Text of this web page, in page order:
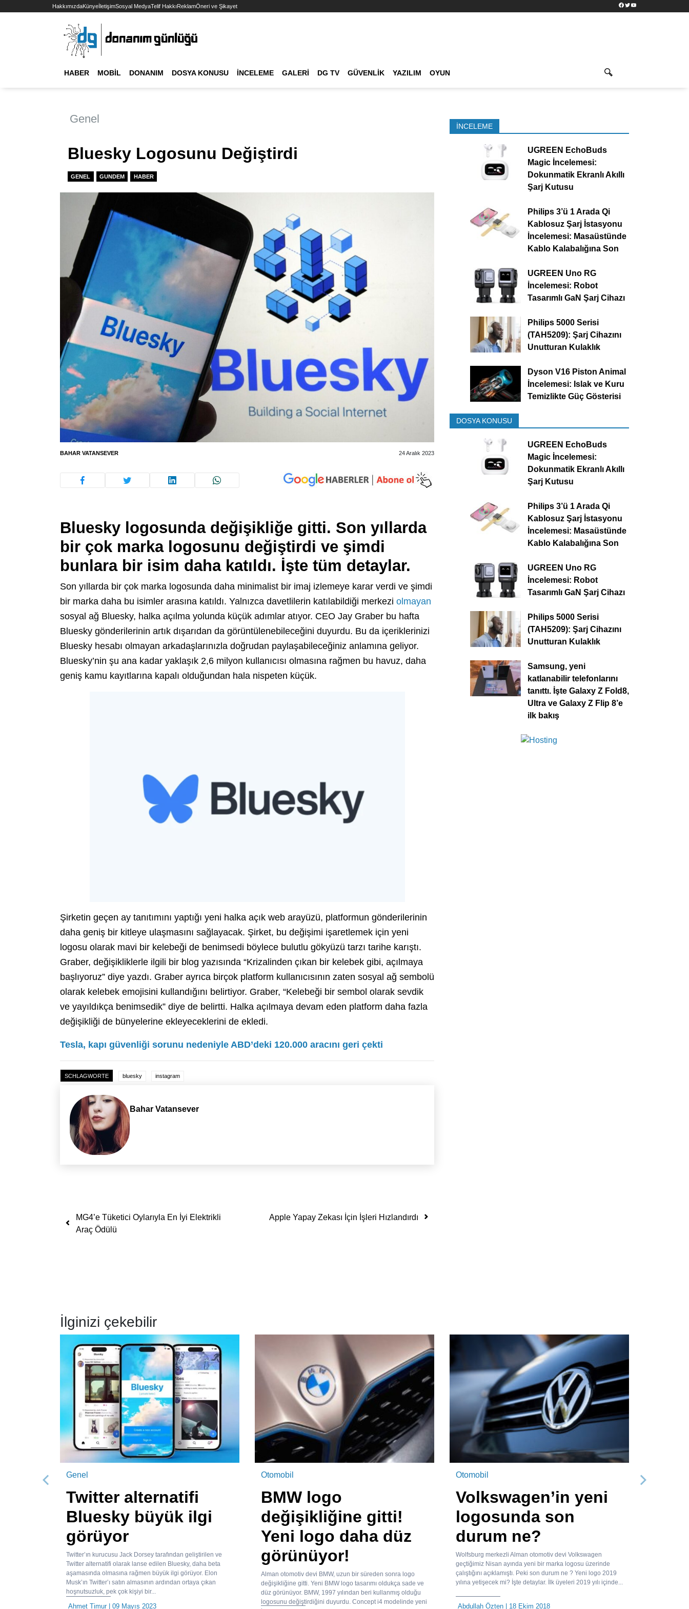
HakkımızdaKünyeİletişimSosyal MedyaTelif HakkıReklamÖneri ve Şikayet Facebook
TwitterYouTube
HABER MOBIL DONANIM DOSYA KONUSU İNCELEME GALERI DG TV GÜVENLIK YAZILIM OYUN
Genel
Bluesky Logosunu Değiştirdi
GENEL GUNDEM HABER
BAHAR VATANSEVER 24 Aralık 2023
Bluesky logosunda değişikliğe gitti. Son yıllarda
bir çok marka logosunu değiştirdi ve şimdi
bunlara bir isim daha katıldı. İşte tüm detaylar.
Son yıllarda bir çok marka logosunda daha minimalist bir imaj izlemeye karar verdi ve şimdi
bir marka daha bu isimler arasına katıldı. Yalnızca davetlilerin katılabildiği merkezi olmayan
sosyal ağ Bluesky, halka açılma yolunda küçük adımlar atıyor. CEO Jay Graber bu hafta
Bluesky gönderilerinin artık dışarıdan da görüntülenebileceğini duyurdu. Bu da içeriklerinizi
Bluesky hesabı olmayan arkadaşlarınızla doğrudan paylaşabileceğiniz anlamına geliyor.
Bluesky’nin şu ana kadar yaklaşık 2,6 milyon kullanıcısı olmasına rağmen bu havuz, daha
geniş kamu kayıtlarına kapalı olduğundan hala nispeten küçük.
Şirketin geçen ay tanıtımını yaptığı yeni halka açık web arayüzü, platformun gönderilerinin
daha geniş bir kitleye ulaşmasını sağlayacak. Şirket, bu değişimi işaretlemek için yeni
logosu olarak mavi bir kelebeği de benimsedi böylece bulutlu gökyüzü tarzı tarihe karıştı.
Graber, değişikliklerle ilgili bir blog yazısında “Krizalinden çıkan bir kelebek gibi, açılmaya
başlıyoruz” diye yazdı. Graber ayrıca birçok platform kullanıcısının zaten sosyal ağ sembolü
olarak kelebek emojisini kullandığını belirtiyor. Graber, “Kelebeği bir sembol olarak sevdik
ve yayıldıkça benimsedik” diye de belirtti. Halka açılmaya devam eden platform daha fazla
değişikliği de bünyelerine ekleyeceklerini de ekledi.
Tesla, kapı güvenliği sorunu nedeniyle ABD’deki 120.000 aracını geri çekti
SCHLAGWORTE bluesky instagram
Bahar Vatansever
Yazı dolaşımı
MG4’e Tüketici Oylarıyla En İyi Elektrikli
Araç Ödülü
Apple Yapay Zekası İçin İşleri Hızlandırdı
İNCELEME
UGREEN EchoBuds
Magic İncelemesi:
Dokunmatik Ekranlı Akıllı
Şarj Kutusu
Philips 3’ü 1 Arada Qi
Kablosuz Şarj İstasyonu
İncelemesi: Masaüstünde
Kablo Kalabalığına Son
UGREEN Uno RG
İncelemesi: Robot
Tasarımlı GaN Şarj Cihazı
Philips 5000 Serisi
(TAH5209): Şarj Cihazını
Unutturan Kulaklık
Dyson V16 Piston Animal
İncelemesi: Islak ve Kuru
Temizlikte Güç Gösterisi
DOSYA KONUSU
UGREEN EchoBuds
Magic İncelemesi:
Dokunmatik Ekranlı Akıllı
Şarj Kutusu
Philips 3’ü 1 Arada Qi
Kablosuz Şarj İstasyonu
İncelemesi: Masaüstünde
Kablo Kalabalığına Son
UGREEN Uno RG
İncelemesi: Robot
Tasarımlı GaN Şarj Cihazı
Philips 5000 Serisi
(TAH5209): Şarj Cihazını
Unutturan Kulaklık
Samsung, yeni
katlanabilir telefonlarını
tanıttı. İşte Galaxy Z Fold8,
Ultra ve Galaxy Z Flip 8’e
ilk bakış
İlginizi çekebilir
Genel
Twitter alternatifi
Bluesky büyük ilgi
görüyor
Twitter’ın kurucusu Jack Dorsey tarafından geliştirilen ve
Twitter alternatifi olarak lanse edilen Bluesky, daha beta
aşamasında olmasına rağmen büyük ilgi görüyor. Elon
Musk’ın Twitter’ı satın almasının ardından ortaya çıkan
hoşnutsuzluk, pek çok kişiyi bir...
Ahmet Timur| 09 Mayıs 2023
Otomobil
BMW logo
değişikliğine gitti!
Yeni logo daha düz
görünüyor!
Alman otomotiv devi BMW, uzun bir süreden sonra logo
değişikliğine gitti. Yeni BMW logo tasarımı oldukça sade ve
düz görünüyor. BMW, 1997 yılından beri kullanmış olduğu
logosunu değiştirdiğini duyurdu. Concept i4 modelinde yeni
Otomobil
Volkswagen’in yeni
logosunda son
durum ne?
Wolfsburg merkezli Alman otomotiv devi Volkswagen
geçtiğimiz Nisan ayında yeni bir marka logosu üzerinde
çalıştığını açıklamıştı. Peki son durum ne ? Yeni logo 2019
yılına yetişecek mi? İşte detaylar. İlk üyeleri 2019 yılı içinde...
Abdullah Özten| 18 Ekim 2018
Önceki Sonraki